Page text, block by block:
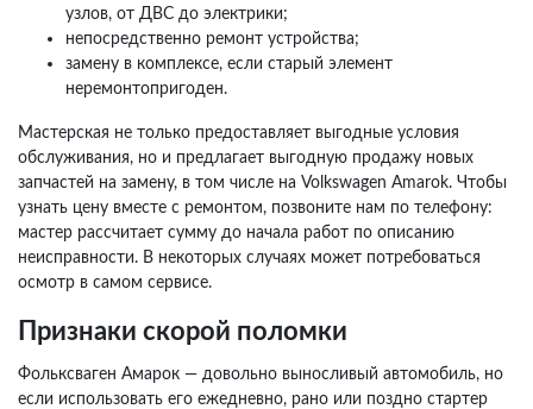
узлов, от ДВС до электрики;
непосредственно ремонт устройства;
замену в комплексе, если старый элемент
неремонтопригоден.
Мастерская не только предоставляет выгодные условия
обслуживания, но и предлагает выгодную продажу новых
запчастей на замену, в том числе на Volkswagen Amarok. Чтобы
узнать цену вместе с ремонтом, позвоните нам по телефону:
мастер рассчитает сумму до начала работ по описанию
неисправности. В некоторых случаях может потребоваться
осмотр в самом сервисе.
Признаки скорой поломки
Фольксваген Амарок — довольно выносливый автомобиль, но
если использовать его ежедневно, рано или поздно стартер